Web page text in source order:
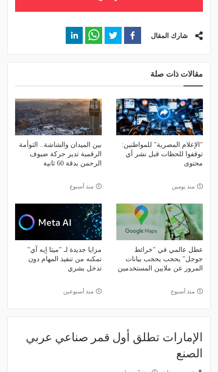
شارك المقال
مقالات ذات صلة
"الإعلام المصرية" للمواطنين:
توقفوا للحظات قبل نشر أي
محتوى
منذ يومين
بين الميدان والشاشة.. التوأمة
الرقمية تدير حركة ضيوف
الرحمن بدقة 60 ثانية
منذ أسبوع
عطل عالمي في "خرائط
جوجل" يحجب يحجب بيانات
المرور عن ملايين المستخدمين
منذ أسبوع
مزايا جديدة لـ "ميتا إيه آي"
تمكنه من تنفيذ المهام دون
تدخل بشري
منذ أسبوعين
الإمارات تطلق أول قمر صناعي عربي
الصنع